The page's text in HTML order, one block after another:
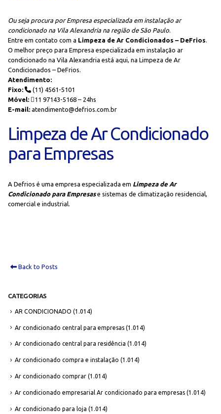
Ou seja procura por Empresa especializada em instalação ar
condicionado na Vila Alexandria na região de São Paulo.
Entre em contato com a Limpeza de Ar Condicionados – DeFrios.
O melhor preço para Empresa especializada em instalação ar
condicionado na Vila Alexandria está aqui, na Limpeza de Ar
Condicionados – DeFrios.
Atendimento:
Fixo:
(11) 4561-5101
Móvel:
11 97143-5168 – 24hs
E-mail: atendimento@defrios.com.br
Limpeza de Ar Condicionado
para Empresas
A Defrios é uma empresa especializada em Limpeza de Ar
Condicionado para Empresase sistemas de climatização residencial,
comercial e industrial.
Back to Posts
CATEGORIAS
AR CONDICIONADO (1.014)
Ar condicionado central para empresas (1.014)
Ar condicionado central para residência (1.014)
Ar condicionado compra e instalação (1.014)
Ar condicionado comprar (1.014)
Ar condicionado empresarial Ar condicionado para empresas (1.014)
Ar condicionado para loja (1.014)